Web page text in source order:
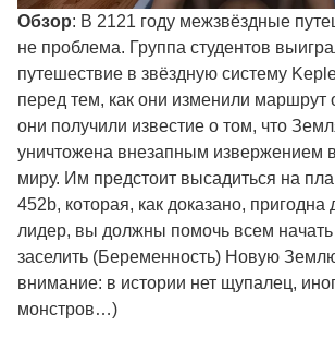
Обзор: В 2121 году межзвёздные
не проблема. Группа студентов
путешествие в звёздную систему
перед тем, как они изменили маршрут
они получили известие о том, что
уничтожена внезапным извержением
миру. Им предстоит высадиться на
452b, которая, как доказано, пригодна
лидер, вы должны помочь всем
заселить (Беременность) Новую
внимание: в истории нет щупалец,
монстров…)